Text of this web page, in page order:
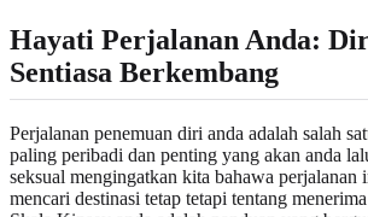
Hayati Perjalanan Anda:
Sentiasa Berkembang
Perjalanan penemuan diri anda adalah salah
paling peribadi dan penting yang akan anda
seksual mengingatkan kita bahawa perjalanan
mencari destinasi tetap tetapi tentang